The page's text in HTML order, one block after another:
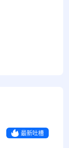
最新吐槽